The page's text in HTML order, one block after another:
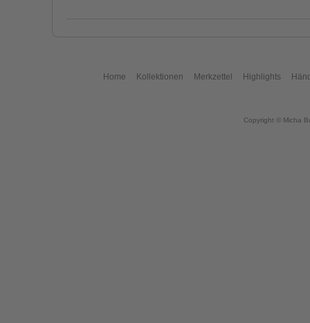
Home Kollektionen Merkzettel Highlights
Copyright © Micha